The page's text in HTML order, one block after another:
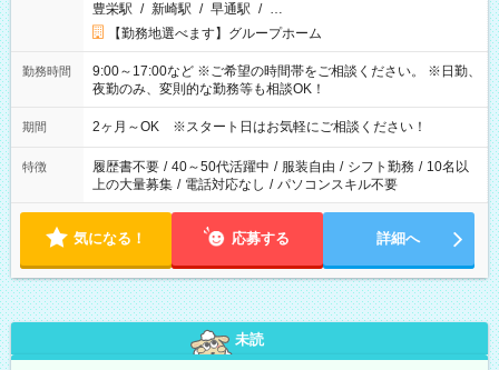
豊栄駅 / 新崎駅 / 早通駅 / …
【勤務地選べます】グループホーム
勤務時間
9:00～17:00など ※ご希望の時間帯をご相談ください。 ※日勤、
夜勤のみ、変則的な勤務等も相談OK！
期間 2ヶ月～OK ※スタート日はお気軽にご相談ください！
特徴 履歴書不要 / 40～50代活躍中 / 服装自由 / シフト勤務 / 10名以
上の大量募集 / 電話対応なし / パソコンスキル不要
気になる！ 応募する 詳細へ
未読